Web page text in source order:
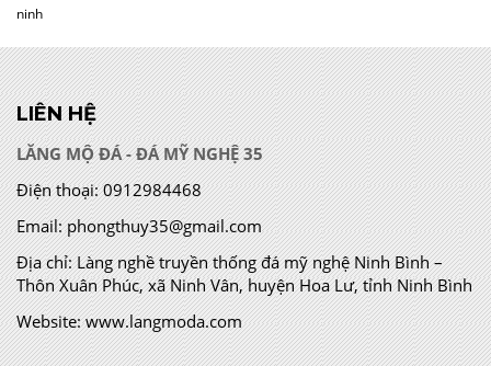
ninh
LIÊN HỆ
LĂNG MỘ ĐÁ - ĐÁ MỸ NGHỆ 35
Điện thoại: 0912984468
Email: phongthuy35@gmail.com
Địa chỉ:Làng nghề truyền thống đá mỹ nghệ Ninh Bình –
Thôn Xuân Phúc, xã Ninh Vân, huyện Hoa Lư, tỉnh Ninh Bình
Website: www.langmoda.com